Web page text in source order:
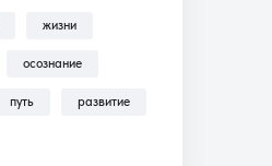
жизни
осознание
путь развитие